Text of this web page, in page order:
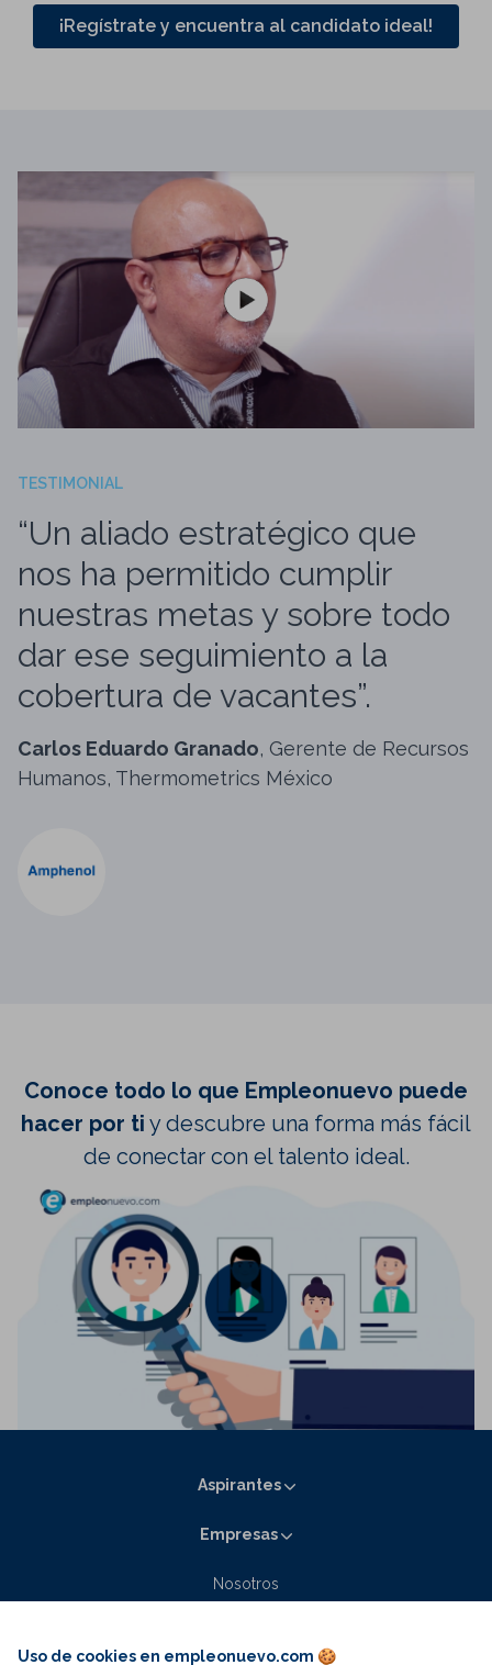
¡Regístrate y encuentra al candidato ideal!
TESTIMONIAL
“Un aliado estratégico que
nos ha permitido cumplir
nuestras metas y sobre todo
dar ese seguimiento a la
cobertura de vacantes”.
Carlos Eduardo Granado, Gerente de Recursos
Humanos, Thermometrics México
Conoce todo lo que Empleonuevo puede
hacer por ti y descubre una forma más fácil
de conectar con el talento ideal.
Aspirantes
Empresas
Nosotros
Blog empleonuevo.com
Uso de cookies en empleonuevo.com 🍪